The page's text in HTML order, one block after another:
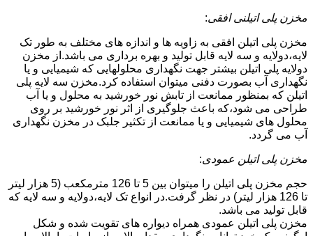
مخزن پلی اتیلنی افقی:
مخزن پلی اتیلن افقی به زاویه ها و اندازه های مختلف به طور تک
لایه،دولایه و سه لایه قابل تولید و بهره برداری می باشد.از مخزن
دولایه پلی اتیلن بیشتر جهت نگهداری محلولهایی که شیمیایی و یا
نگهداری آب بصورت دفنی میتوان استفاده کرد.مخزن سه لایه پلی
اتیلن که بمنظور ممانعت از تابش نور خورشید به محلول و یا آب
طراحی می شود،که باعث جلوگیری از اثر نور خورشید بر روی
محلول های شیمیایی و یا ممانعت از تکثیر جلبک در مخزن نگهداری
آب می گردد.
مخزن پلی اتیلن عمودی:
حجم مخزن پلی اتیلن را میتوان بین 5 تا 126 مترمکعب (5 هزار لیتر
تا 126 هزار لیتر) در نظر گرفت.در انواع تک لایه،دولایه و سه لایه که
قابل تولید می باشد.
مخزن پلی اتیلن عمودی همراه دیواره های تقویت شده و شکل